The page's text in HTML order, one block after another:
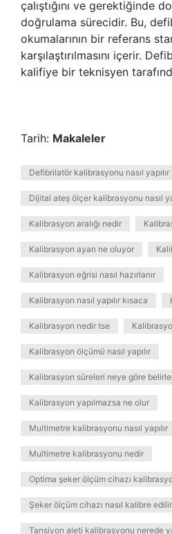
çalıştığını ve gerektiğinde
doğrulama sürecidir. Bu,
okumalarının bir referans
karşılaştırılmasını içerir.
kalifiye bir teknisyen
Tarih: Makaleler
Defibrilatör kalibrasyonu nasıl yapılır
Dijital ateş ölçer kalibrasyonu nasıl
Kalibrasyon aralığı nedir
Kalibrasyon ayarı ne oluyor
Kalibrasyon eğrisi nasıl hazırlanır
Kalibrasyon nasıl yapılır kısaca
Kalibrasyon nedir tse
Kalibrasyon ölçümü nasıl yapılır
Kalibrasyon süreleri neye göre
Kalibrasyon yapılmazsa ne olur
Multimetre kalibrasyonu nasıl yapılır
Multimetre kalibrasyonu nedir
Optima şeker ölçüm cihazı
Şeker ölçüm cihazı nasıl kalibre edilir
Tansiyon aleti kalibrasyonu nerede